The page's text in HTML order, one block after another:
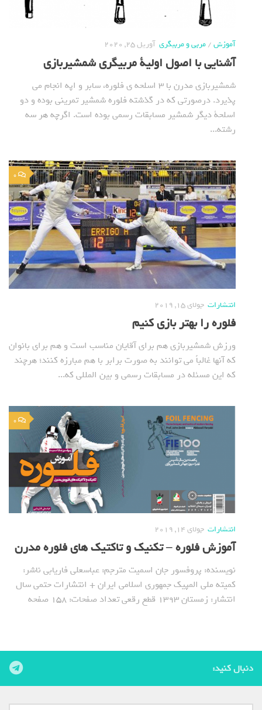
آموزش/مربی و مربیگری آوریل 25, 2020
آشنایی با اصول اولیة مربیگری شمشیربازی
شمشیربازی مدرن با 3 اسلحه ی فلوره، سابر و اپه انجام می
پذیرد. درصورتی که در گذشته فلوره شمشیر تمرینی بوده و دو
اسلحة دیگر شمشیر مسابقات رسمی بوده است. اگرچه هر سه
رشته...
0
انتشارات جولای 15, 2019
فلوره را بهتر بازی کنیم
ورزش شمشیربازی هم برای آقایان مناسب است و هم برای بانوان
که آنها غالباً می توانند به صورت برابر با هم مبارزه کنند؛ هرچند
که این مسئله در مسابقات رسمی و بین المللی که...
0
انتشارات جولای 14, 2019
آموزش فلوره – تکنیک و تاکتیک های فلوره مدرن
نویسنده: پروفسور جان اسمیت مترجم: عباسعلی فاریابی ناشر:
کمیته ملی المپیک جمهوری اسلامی ایران + انتشارات حتمی سال
انتشار: زمستان 1393 قطع رقعی تعداد صفحات: 158 صفحه
دنبال کنید: